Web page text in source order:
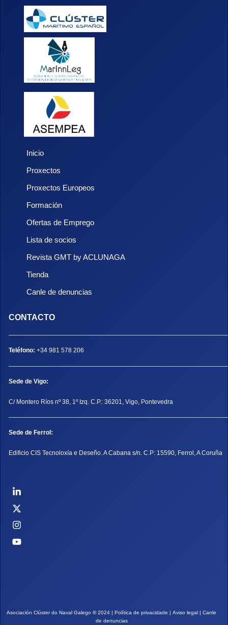
Inicio
Proxectos
Proxectos Europeos
Formación
Ofertas de Emprego
Lista de socios
Revista GMT by ACLUNAGA
Tienda
Canle de denuncias
CONTACTO
Teléfono: +34 981 578 206
Sede de Vigo:
C/ Montero Ríos nº 38, 1º Izq. C.P.: 36201, Vigo, Pontevedra
Sede de Ferrol:
Edificio CIS Tecnoloxía e Deseño. A Cabana s/n. C.P: 15590, Ferrol, A Coruña
Asociación Clúster do Naval Galego ©2024 | Política de privacidade | Aviso legal | Canle
de denuncias